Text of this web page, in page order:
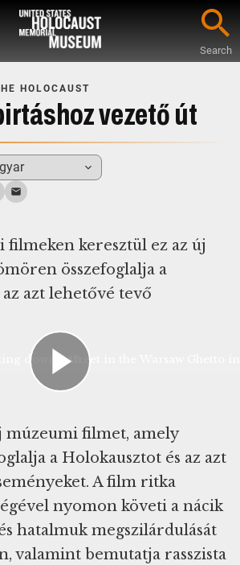
Search
HOLOCAUST
vezető út
keresztül ez az új
összefoglalja a
azt lehetővé tevő
múzeumi filmet, amely
a Holokausztot és az azt
A film ritka
nyomon követi a nácik
hatalmuk megszilárdulását
valamint bemutatja rasszista